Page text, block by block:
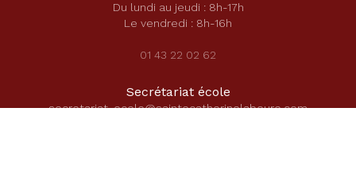
Du lundi au jeudi : 8h-17h
Le vendredi : 8h-16h
01 43 22 02 62
Secrétariat école
secretariat-ecole@saintecatherinelaboure.com